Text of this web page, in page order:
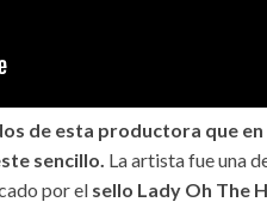
de esta productora que
sencillo. La artista fue una
por el sello Lady Oh The